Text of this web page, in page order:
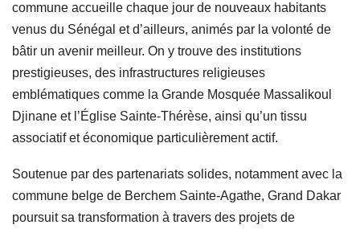
commune accueille chaque jour de nouveaux habitants
venus du Sénégal et d’ailleurs, animés par la volonté de
bâtir un avenir meilleur. On y trouve des institutions
prestigieuses, des infrastructures religieuses
emblématiques comme la Grande Mosquée Massalikoul
Djinane et l’Église Sainte-Thérèse, ainsi qu’un tissu
associatif et économique particulièrement actif.
Soutenue par des partenariats solides, notamment avec la
commune belge de Berchem Sainte-Agathe, Grand Dakar
poursuit sa transformation à travers des projets de